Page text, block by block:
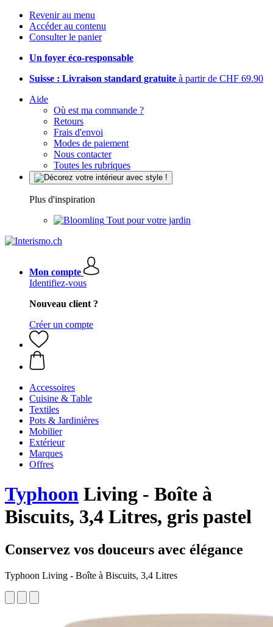
Revenir au menu
Accéder au contenu
Consulter le panier
Un foyer éco-responsable
Suisse : Livraison standard gratuite à partir de CHF 69.90
Aide
Où est ma commande ?
Retours
Frais d'envoi
Modes de paiement
Nous contacter
Toutes les rubriques
Plus d'inspiration
Tout pour votre jardin
Mon compte
Identifiez-vous
Nouveau client ?
Créer un compte
Accessoires
Cuisine & Table
Textiles
Pots & Jardinières
Mobilier
Extérieur
Marques
Offres
Typhoon Living - Boîte à
Biscuits, 3,4 Litres, gris pastel
Conservez vos douceurs avec élégance
Typhoon Living - Boîte à Biscuits, 3,4 Litres